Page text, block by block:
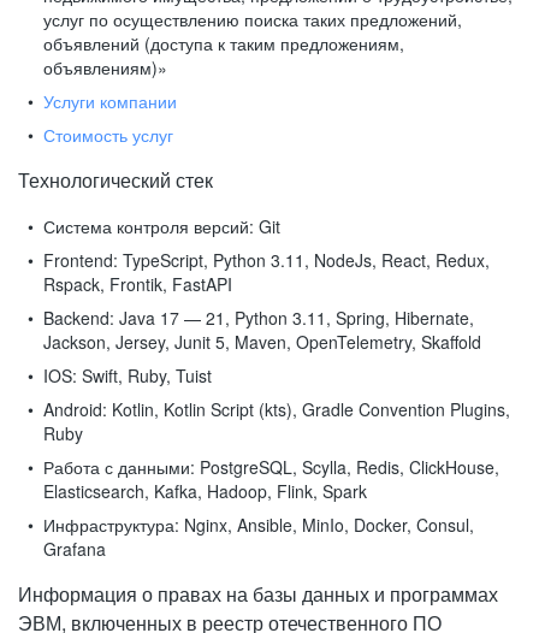
услуг по осуществлению поиска таких предложений,
объявлений (доступа к таким предложениям,
объявлениям)»
Услуги компании
Стоимость услуг
Технологический стек
Система контроля версий: Git
Frontend: TypeScript, Python 3.11, NodeJs, React, Redux,
Rspack, Frontik, FastAPI
Backend: Java 17 — 21, Python 3.11, Spring, Hibernate,
Jackson, Jersey, Junit 5, Maven, OpenTelemetry, Skaffold
IOS: Swift, Ruby, Tuist
Android: Kotlin, Kotlin Script (kts), Gradle Convention Plugins,
Ruby
Работа с данными: PostgreSQL, Scylla, Redis, ClickHouse,
Elasticsearch, Kafka, Hadoop, Flink, Spark
Инфраструктура: Nginx, Ansible, MinIo, Docker, Consul,
Grafana
Информация о правах на базы данных и программах
ЭВМ, включенных в реестр отечественного ПО